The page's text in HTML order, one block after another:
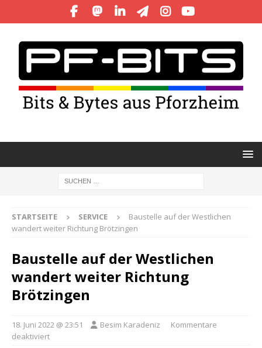
STARTSEITE SERVICE
Baustelle auf der Westlichen
wandert weiter Richtung Brötzingen
Baustelle auf der Westlichen
wandert weiter Richtung
Brötzingen
18. Juni 2022 @ 23:51 Besim Karadeniz
Kommentare
deaktiviert